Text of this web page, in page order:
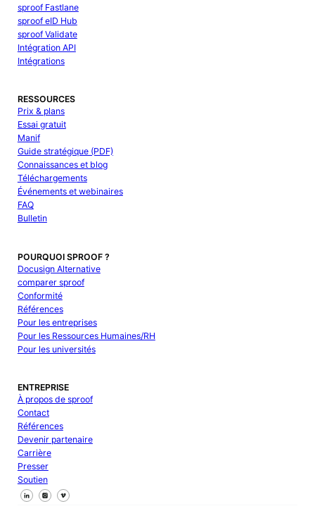
sproof Fastlane
sproof eID Hub
sproof Validate
Intégration API
Intégrations
RESSOURCES
Prix & plans
Essai gratuit
Manif
Guide stratégique (PDF)
Connaissances et blog
Téléchargements
Événements et webinaires
FAQ
Bulletin
POURQUOI SPROOF ?
Docusign Alternative
comparer sproof
Conformité
Références
Pour les entreprises
Pour les Ressources Humaines/RH
Pour les universités
ENTREPRISE
À propos de sproof
Contact
Références
Devenir partenaire
Carrière
Presser
Soutien
Suivez-nous sur Facebook
Suivez-nous sur X
Suivez-nous sur LinkedIn